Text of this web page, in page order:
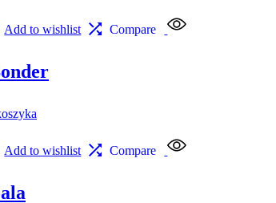
Add to wishlist Compare
Add to wishlist Compare